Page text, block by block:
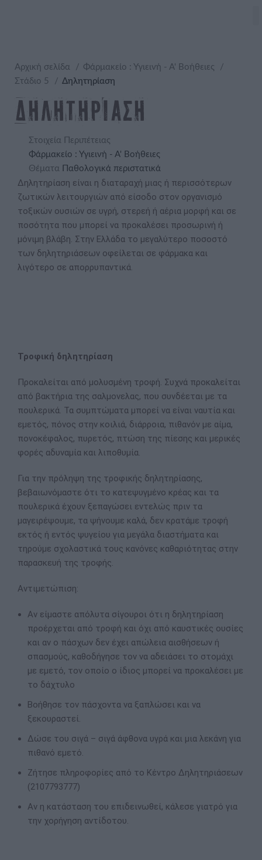
Αρχική σελίδα
Φάρμακείο : Υγιεινή - Α' Βοήθειες
Στάδιο 5
Δηλητηρίαση
Δηλητηρίαση
Στοιχεία Περιπέτειας
Φάρμακείο : Υγιεινή - Α' Βοήθειες
Θέματα
Παθολογικά περιστατικά
Δηλητηρίαση είναι η διαταραχή μιας ή περισσότερων
ζωτικών λειτουργιών από είσοδο στον οργανισμό
τοξικών ουσιών σε υγρή, στερεή ή αέρια μορφή και σε
ποσότητα που μπορεί να προκαλέσει προσωρινή ή
μόνιμη βλάβη. Στην Ελλάδα το μεγαλύτερο ποσοστό
των δηλητηριάσεων οφείλεται σε φάρμακα και
λιγότερο σε απορρυπαντικά.
Τροφική δηλητηρίαση
Προκαλείται από μολυσμένη τροφή. Συχνά προκαλείται
από βακτήρια της σαλμονελας, που συνδέεται με τα
πουλερικά. Τα συμπτώματα μπορεί να είναι ναυτία και
εμετός, πόνος στην κοιλιά, διάρροια, πιθανόν με αίμα,
πονοκέφαλος, πυρετός, πτώση της πίεσης και μερικές
φορές αδυναμία και λιποθυμία.
Για την πρόληψη της τροφικής δηλητηρίασης,
βεβαιωνόμαστε ότι το κατεψυγμένο κρέας και τα
πουλερικά έχουν ξεπαγώσει εντελώς πριν τα
μαγειρέψουμε, τα ψήνουμε καλά, δεν κρατάμε τροφή
εκτός ή εντός ψυγείου για μεγάλα διαστήματα και
τηρούμε σχολαστικά τους κανόνες καθαριότητας στην
παρασκευή της τροφής.
Αντιμετώπιση:
Αν είμαστε απόλυτα σίγουροι ότι η δηλητηρίαση
προέρχεται από τροφή και όχι από καυστικές ουσίες
και αν ο πάσχων δεν έχει απώλεια αισθήσεων ή
σπασμούς, καθοδήγησε τον να αδειάσει το στομάχι
με εμετό, τον οποίο ο ίδιος μπορεί να προκαλέσει με
το δάχτυλο
Βοήθησε τον πάσχοντα να ξαπλώσει και να
ξεκουραστεί.
Δώσε του σιγά – σιγά άφθονα υγρά και μια λεκάνη για
πιθανό εμετό.
Ζήτησε πληροφορίες από το Κέντρο Δηλητηριάσεων
(2107793777)
Αν η κατάσταση του επιδεινωθεί, κάλεσε γιατρό για
την χορήγηση αντίδοτου.